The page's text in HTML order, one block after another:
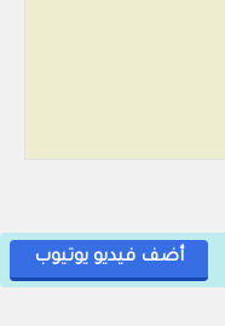
أضف فيديو يوتيوب